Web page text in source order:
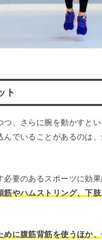
ト
、さらに腕を動かすと
でいることがあるのは
要のあるスポーツに効果
やハムストリング、下
に腹筋背筋を使うほか